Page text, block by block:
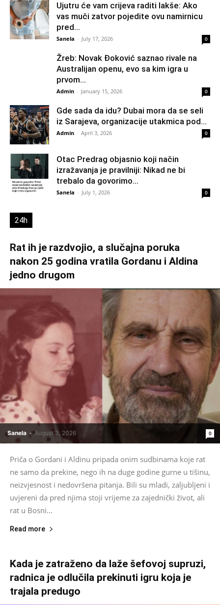
Ujutru će vam crijeva raditi lakše: Ako
vas muči zatvor pojedite ovu namirnicu
pred...
Sanela - July 17, 2026 0
Žreb: Novak Đoković saznao rivale na
Australijan openu, evo sa kim igra u
prvom...
Admin - January 15, 2026 0
Gde sada da idu? Dubai mora da se seli
iz Sarajeva, organizacije utakmica pod...
Admin - April 3, 2026 0
Otac Predrag objasnio koji način
izražavanja je pravilniji: Nikad ne bi
trebalo da govorimo...
Sanela - July 1, 2026 0
24h
Rat ih je razdvojio, a slučajna poruka
nakon 25 godina vratila Gordanu i Aldina
jedno drugom
Sanela - August 3, 2026 0
Priča o Gordani i Aldinu pripada onim sudbinama koje rat
ne samo da prekine, nego ih na duge godine gurne u tišinu,
neizvjesnost i nedovršena pitanja. Bili su mladi, zaljubljeni i
uvjereni da pred njima stoji vrijeme za zajednički život, ali
rat u Bosni...
Read more
Kada je zatraženo da laže šefovoj supruzi,
radnica je odlučila prekinuti igru koja je
trajala predugo